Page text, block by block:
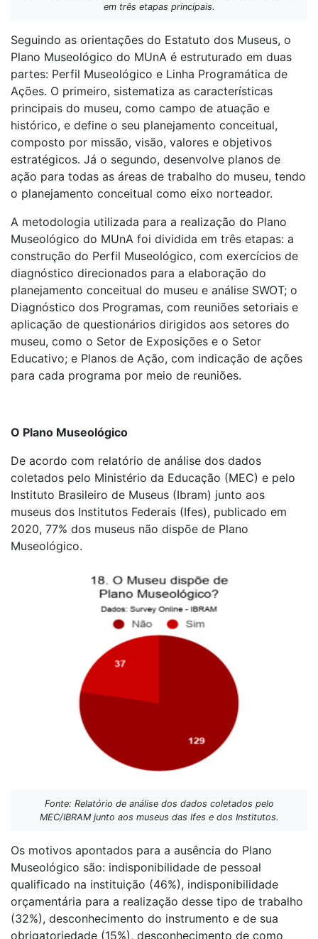
em três etapas principais.
Seguindo as orientações do Estatuto dos Museus, o
Plano Museológico do MUnA é estruturado em duas
partes: Perfil Museológico e Linha Programática de
Ações. O primeiro, sistematiza as características
principais do museu, como campo de atuação e
histórico, e define o seu planejamento conceitual,
composto por missão, visão, valores e objetivos
estratégicos. Já o segundo, desenvolve planos de
ação para todas as áreas de trabalho do museu, tendo
o planejamento conceitual como eixo norteador.
A metodologia utilizada para a realização do Plano
Museológico do MUnA foi dividida em três etapas: a
construção do Perfil Museológico, com exercícios de
diagnóstico direcionados para a elaboração do
planejamento conceitual do museu e análise SWOT; o
Diagnóstico dos Programas, com reuniões setoriais e
aplicação de questionários dirigidos aos setores do
museu, como o Setor de Exposições e o Setor
Educativo; e Planos de Ação, com indicação de ações
para cada programa por meio de reuniões.
O Plano Museológico
De acordo com relatório de análise dos dados
coletados pelo Ministério da Educação (MEC) e pelo
Instituto Brasileiro de Museus (Ibram) junto aos
museus dos Institutos Federais (Ifes), publicado em
2020, 77% dos museus não dispõe de Plano
Museológico.
Fonte: Relatório de análise dos dados coletados pelo
MEC/IBRAM junto aos museus das Ifes e dos Institutos.
Os motivos apontados para a ausência do Plano
Museológico são: indisponibilidade de pessoal
qualificado na instituição (46%), indisponibilidade
orçamentária para a realização desse tipo de trabalho
(32%), desconhecimento do instrumento e de sua
obrigatoriedade (15%), desconhecimento de como